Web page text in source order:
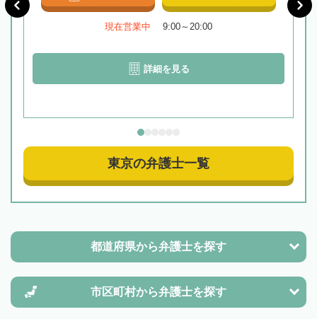
現在営業中 9:00～20:00
詳細を見る
東京の弁護士一覧
都道府県から弁護士を探す
市区町村から弁護士を探す